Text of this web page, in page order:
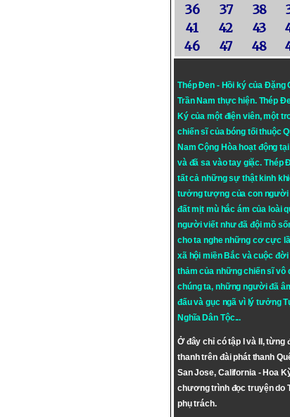
36
37 38
41
42 43
46
47 48
Thép Đen - Hồi ký của Đặng
Trần Nam thực hiện. Thép
Ký của một điện viên, một
chiến sĩ của bóng tối thuộc
Nam Cộng Hòa hoạt động
và đã sa vào tay giặc. Thép
tất cả những sự thật kinh
tưởng tượng của con người
đất mịt mù hắc ám của loài
người viết như đã đội mồ
cho ta nghe những cơ cực
xã hội miền Bắc và cuộc đời
thảm của những chiến sĩ vô
chúng ta, những người đã
đấu và gục ngã vì lý tưởng
Nghĩa Dân Tộc...
Ở đây chỉ có tập I và II, từng
thanh trên đài phát thanh
San Jose, California - Hoa
chương trình đọc truyện do
phụ trách.